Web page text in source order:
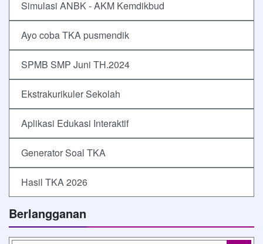
Simulasi ANBK - AKM Kemdikbud
Ayo coba TKA pusmendik
SPMB SMP Juni TH.2024
Ekstrakurikuler Sekolah
Aplikasi Edukasi Interaktif
Generator Soal TKA
Hasil TKA 2026
Berlangganan